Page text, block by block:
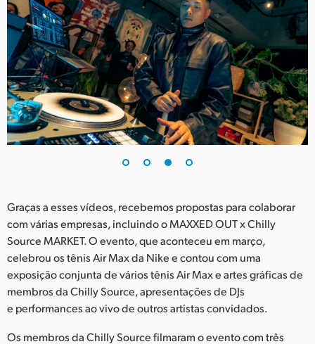
Graças a esses vídeos, recebemos propostas para colaborar
com várias empresas, incluindo o MAXXED OUT x Chilly
Source MARKET. O evento, que aconteceu em março,
celebrou os tênis Air Max da Nike e contou com uma
exposição conjunta de vários tênis Air Max e artes gráficas de
membros da Chilly Source, apresentações de DJs
e performances ao vivo de outros artistas convidados.
Os membros da Chilly Source filmaram o evento com três